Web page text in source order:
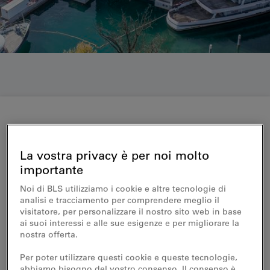
BLS weiht neue Werft am
Thunersee ein
Heute eröffnet die BLS die neue Werft am
Thunersee mit einer offiziellen
massgeblich vom Kanton Bern finanziert
La vostra privacy è per noi molto
importante
Noi di BLS utilizziamo i cookie e altre tecnologie di
analisi e tracciamento per comprendere meglio il
visitatore, per personalizzare il nostro sito web in base
ai suoi interessi e alle sue esigenze e per migliorare la
nostra offerta.
Per poter utilizzare questi cookie e queste tecnologie,